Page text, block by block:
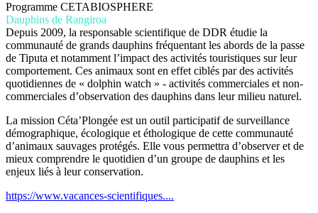
Programme CETABIOSPHERE
Dauphins de Rangiroa
Depuis 2009, la responsable scientifique de DDR étudie la
communauté de grands dauphins fréquentant les abords de la passe
de Tiputa et notamment l’impact des activités touristiques sur leur
comportement. Ces animaux sont en effet ciblés par des activités
quotidiennes de « dolphin watch » - activités commerciales et non-
commerciales d’observation des dauphins dans leur milieu naturel.
La mission Céta’Plongée est un outil participatif de surveillance
démographique, écologique et éthologique de cette communauté
d’animaux sauvages protégés. Elle vous permettra d’observer et de
mieux comprendre le quotidien d’un groupe de dauphins et les
enjeux liés à leur conservation.
https://www.vacances-scientifiques....